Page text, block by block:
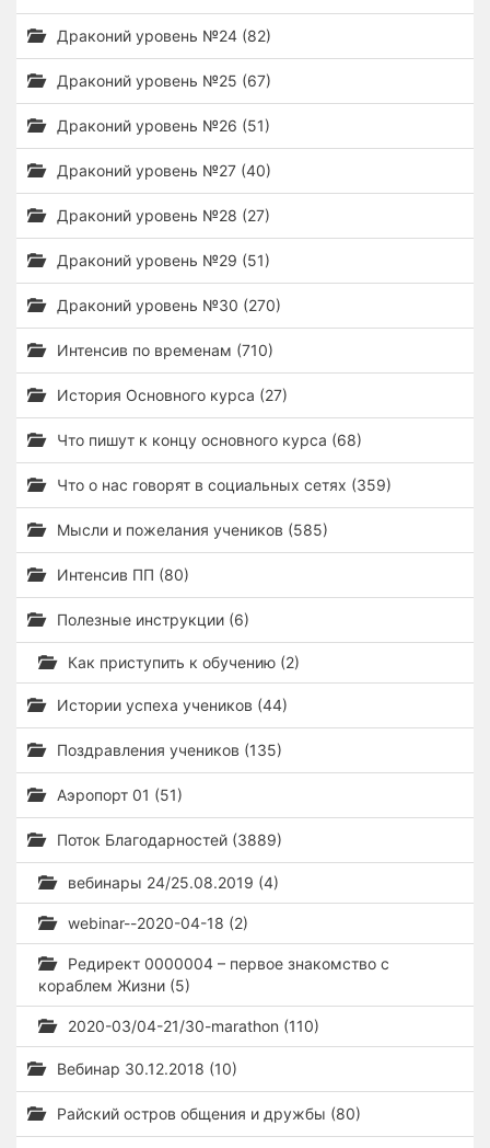
Драконий уровень №24 (82)
Драконий уровень №25 (67)
Драконий уровень №26 (51)
Драконий уровень №27 (40)
Драконий уровень №28 (27)
Драконий уровень №29 (51)
Драконий уровень №30 (270)
Интенсив по временам (710)
История Основного курса (27)
Что пишут к концу основного курса (68)
Что о нас говорят в социальных сетях (359)
Мысли и пожелания учеников (585)
Интенсив ПП (80)
Полезные инструкции (6)
Как приступить к обучению (2)
Истории успеха учеников (44)
Поздравления учеников (135)
Аэропорт 01 (51)
Поток Благодарностей (3889)
вебинары 24/25.08.2019 (4)
webinar--2020-04-18 (2)
Редирект 0000004 – первое знакомство с
кораблем Жизни (5)
2020-03/04-21/30-marathon (110)
Вебинар 30.12.2018 (10)
Райский остров общения и дружбы (80)